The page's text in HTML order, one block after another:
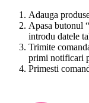
Adauga
Apasa butonul
introdu datele
Trimite
primi notificari
Primesti